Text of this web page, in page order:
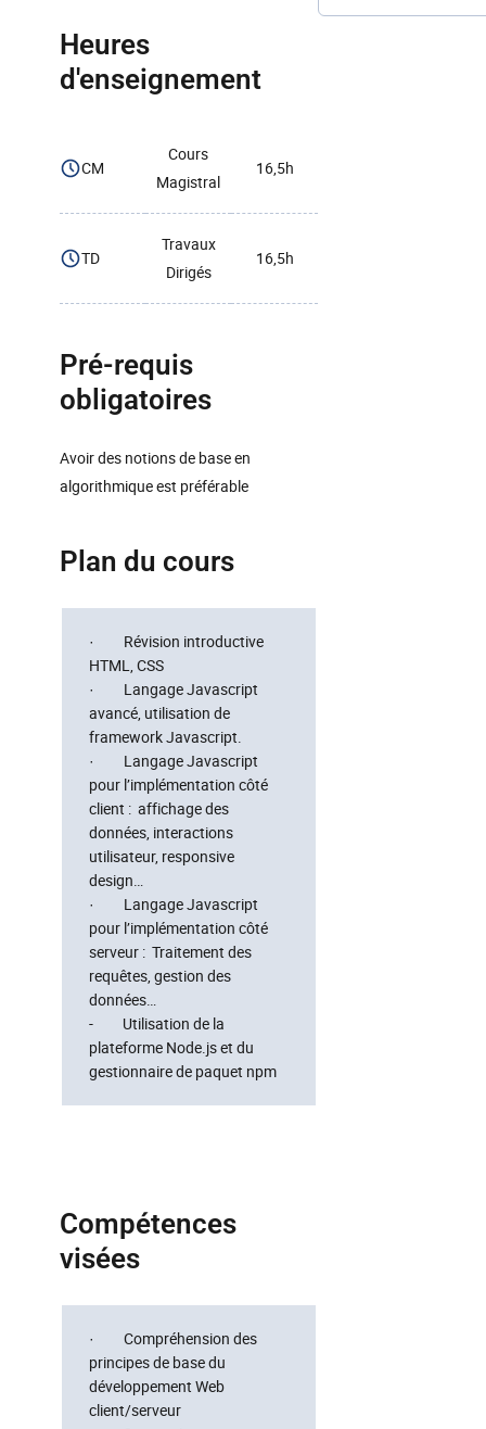
Heures
d'enseignement
CM
Cours
Magistral
16,5h
TD
Travaux
Dirigés
16,5h
Pré-requis
obligatoires
Avoir des notions de base en
algorithmique est préférable
Plan du cours
· Révision introductive
HTML, CSS
· Langage Javascript
avancé, utilisation de
framework Javascript.
· Langage Javascript
pour l’implémentation côté
client : affichage des
données, interactions
utilisateur, responsive
design…
· Langage Javascript
pour l’implémentation côté
serveur : Traitement des
requêtes, gestion des
données…
- Utilisation de la
plateforme Node.js et du
gestionnaire de paquet npm
Compétences
visées
· Compréhension des
principes de base du
développement Web
client/serveur